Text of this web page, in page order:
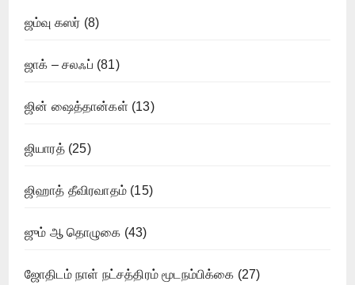
ஜம்வு கஸர் (8)
ஜாக் – சலஃப் (81)
ஜின் ஷைத்தான்கள் (13)
ஜியாரத்(25)
ஜிஹாத் தீவிரவாதம் (15)
ஜும் ஆ தொழுகை (43)
ஜோதிடம் நாள் நட்சத்திரம் மூடநம்பிக்கை (27)